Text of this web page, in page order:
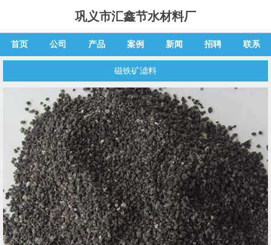
巩义市汇鑫节水材料厂
首页 公司 产品 案例 新闻 招聘 联系
磁铁矿滤料